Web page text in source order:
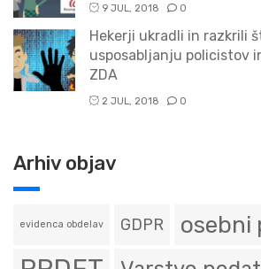
9 JUL, 2018 0
Hekerji ukradli in razkrili
usposabljanju policistov
ZDA
2 JUL, 2018 0
Arhiv objav
evidenca obdelav GDPR osebni